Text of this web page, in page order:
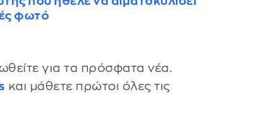
φωτό
για τα πρόσφατα νέα.
και μάθετε πρώτοι όλες τις